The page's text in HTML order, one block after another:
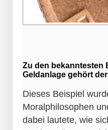
Zu den bekanntesten
Geldanlage gehört
Dieses Beispiel
Moralphilosophen
dabei lautete, wie